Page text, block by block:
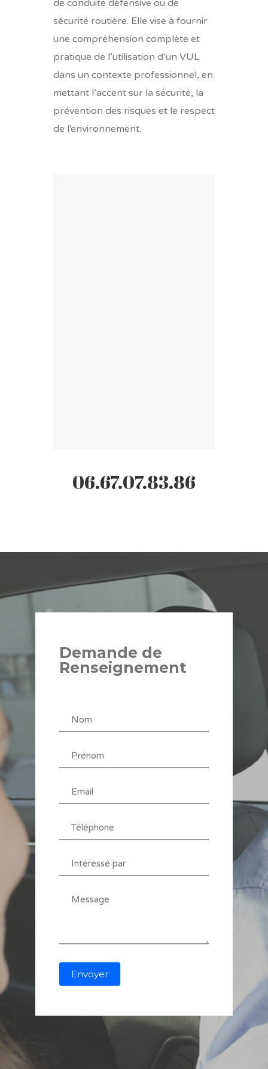
de conduite défensive ou de
sécurité routière. Elle vise à fournir
une compréhension complète et
pratique de l’utilisation d’un VUL
dans un contexte professionnel, en
mettant l’accent sur la sécurité, la
prévention des risques et le respect
de l’environnement.
06.67.07.83.86
Demande de
Renseignement